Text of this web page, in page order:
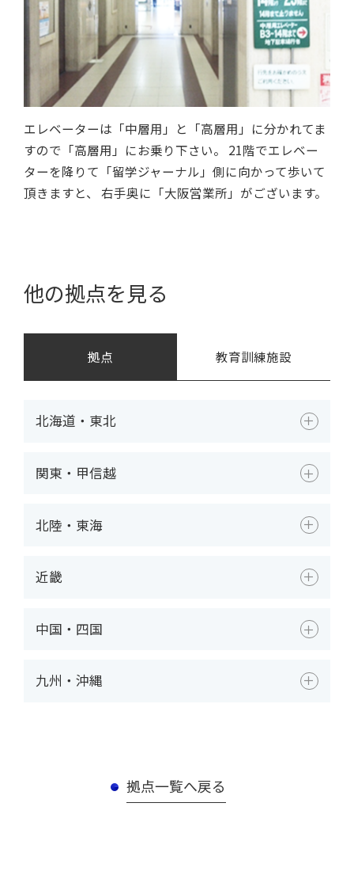
エレベーターは「中層用」と「高層用」に分かれてま
すので「高層用」にお乗り下さい。 21階でエレベー
ターを降りて「留学ジャーナル」側に向かって歩いて
頂きますと、 右手奥に「大阪営業所」がございます。
他の拠点を見る
拠点 教育訓練施設
北海道・東北
関東・甲信越
北陸・東海
近畿
中国・四国
九州・沖縄
拠点一覧へ戻る